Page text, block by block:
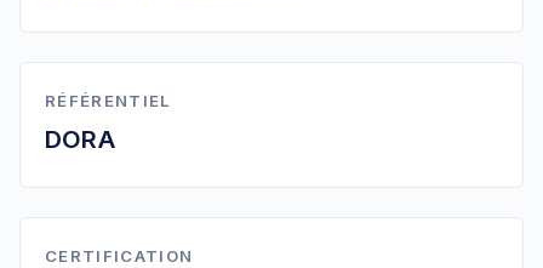
RÉFÉRENTIEL
DORA
CERTIFICATION